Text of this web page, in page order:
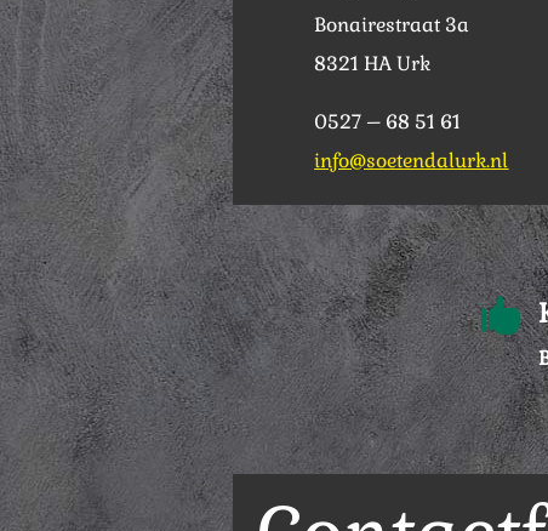
Bonairestraat 3a
8321 HA Urk
0527 – 68 51 61
info@soetendalurk.nl
